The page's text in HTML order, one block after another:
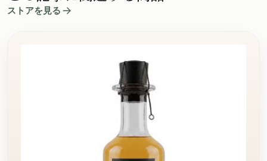
ストアを見る